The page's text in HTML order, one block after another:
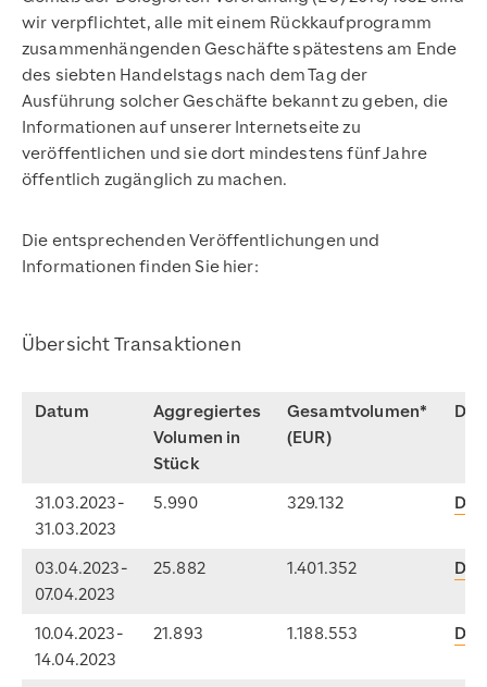
wir verpflichtet, alle mit einem Rückkaufprogramm
zusammenhängenden Geschäfte spätestens am Ende
des siebten Handelstags nach dem Tag der
Ausführung solcher Geschäfte bekannt zu geben, die
Informationen auf unserer Internetseite zu
veröffentlichen und sie dort mindestens fünf Jahre
öffentlich zugänglich zu machen.
Die entsprechenden Veröffentlichungen und
Informationen finden Sie hier:
Übersicht Transaktionen
Datum
Aggregiertes
Volumen in
Stück
Gesamtvolumen*
(EUR)
31.03.2023-
31.03.2023
5.990 329.132
03.04.2023-
07.04.2023
25.882 1.401.352
10.04.2023-
14.04.2023
21.893 1.188.553